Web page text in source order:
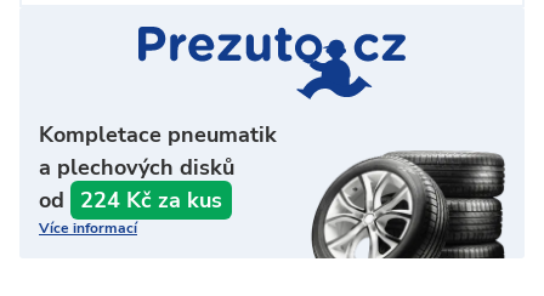
Kompletace pneumatik
a plechových disků
od
224 Kč za kus
Více informací